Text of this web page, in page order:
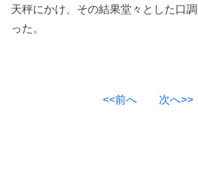
天秤にかけ、その結果堂々とした口
った。
<<前へ 次へ>>